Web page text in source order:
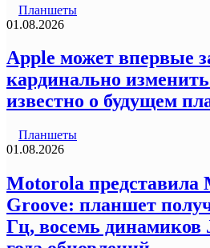
Планшеты
01.08.2026
Apple может впервые
кардинально
известно о будущем
Планшеты
01.08.2026
Motorola представила
Groove: планшет
Гц, восемь динамиков